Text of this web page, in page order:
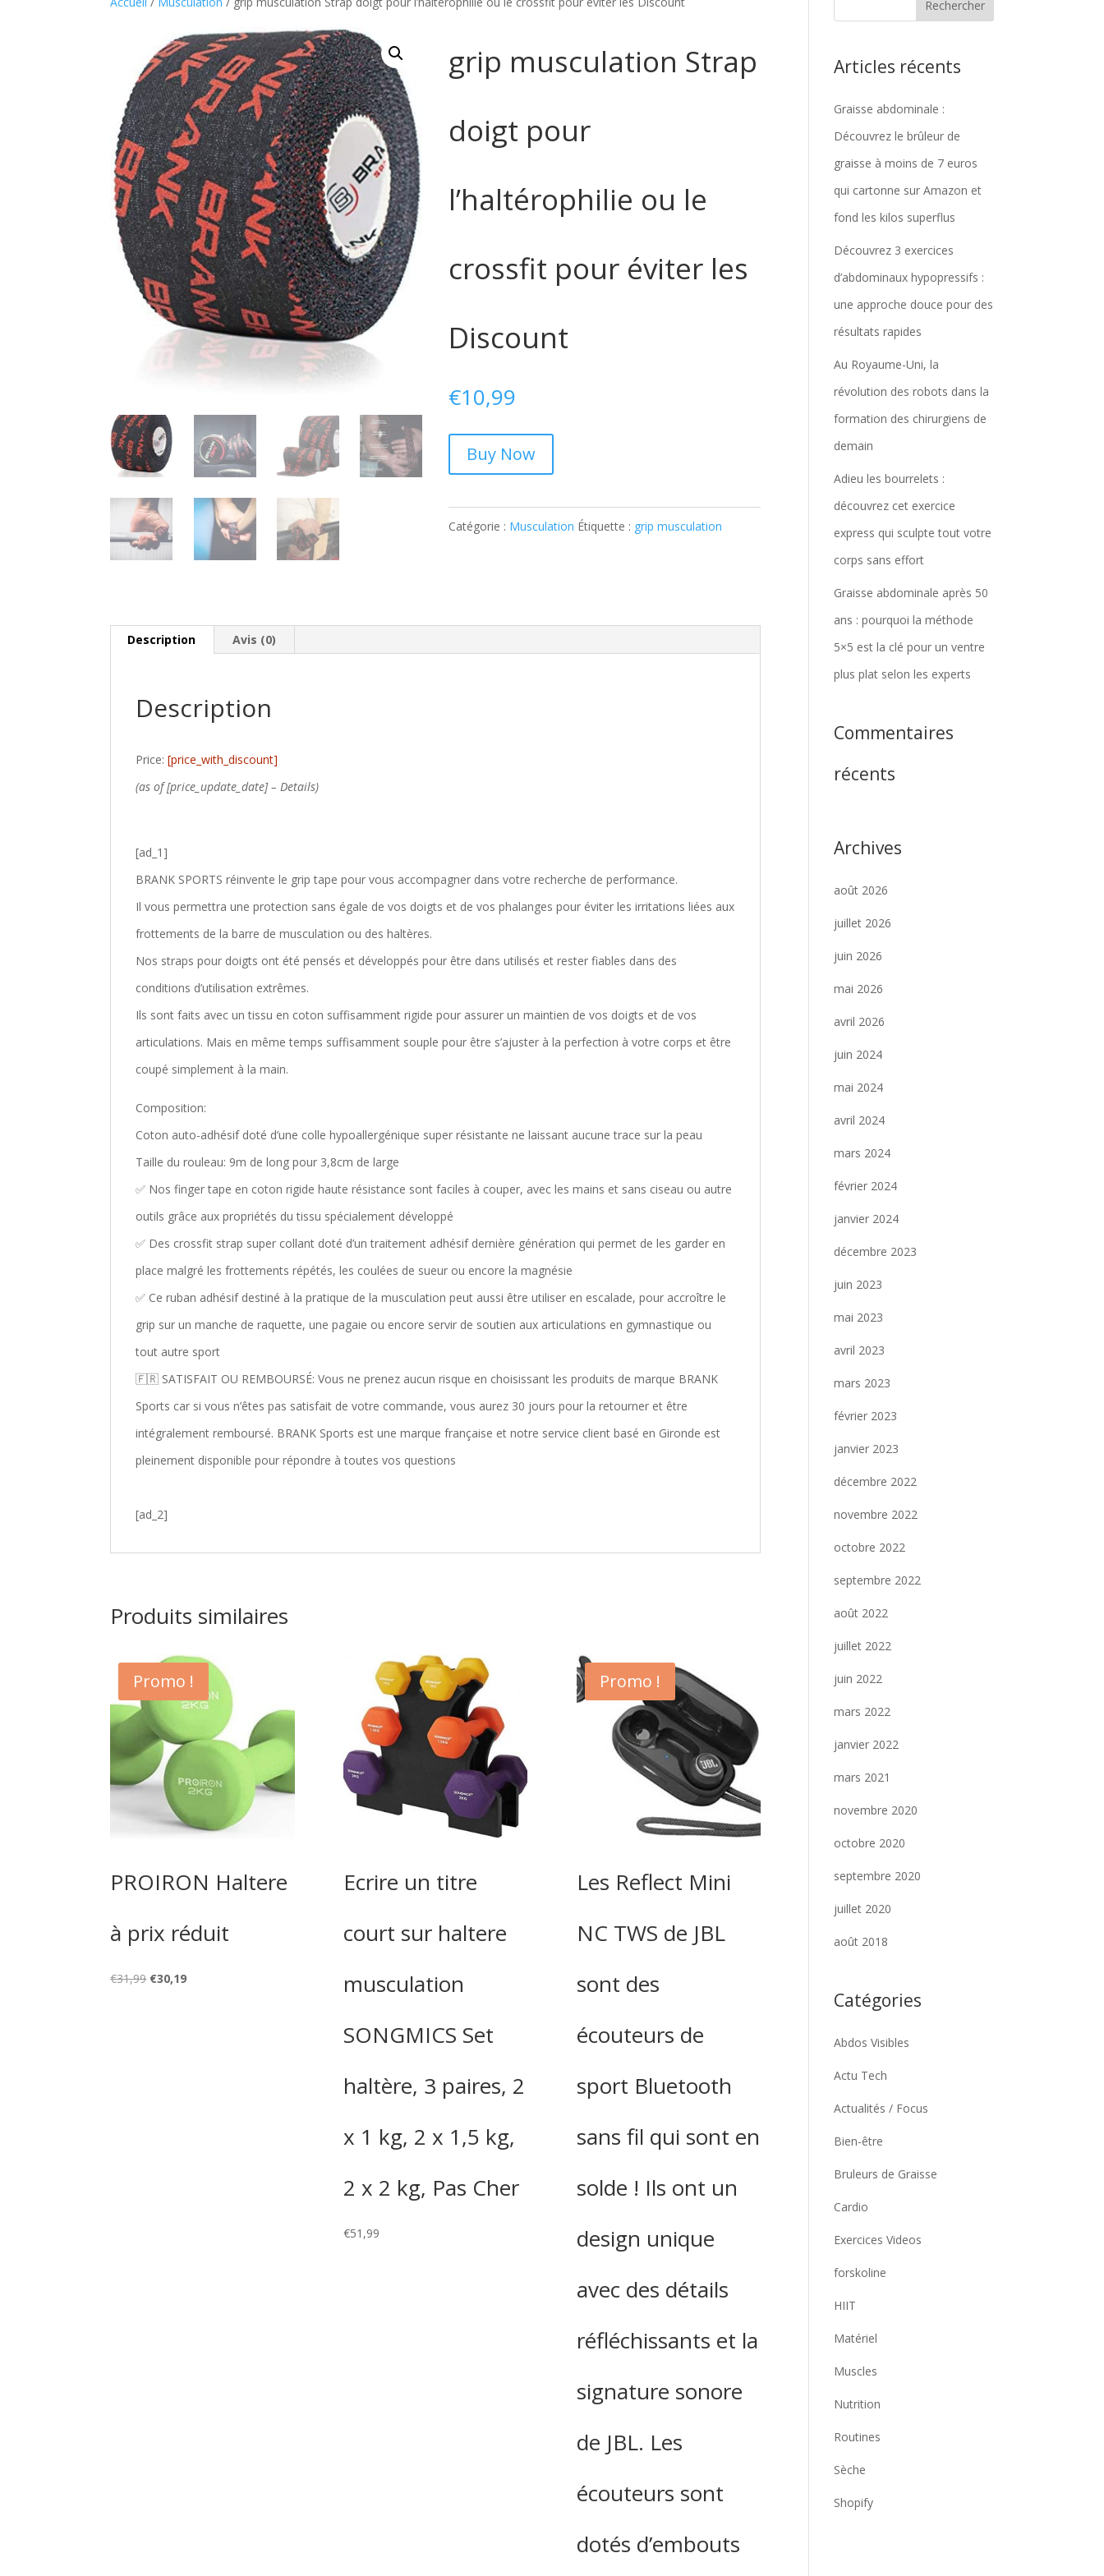
grip musculation Strap
doigt pour
l’haltérophilie ou le
crossfit pour éviter les
Discount
€10,99
Buy Now
Catégorie : Musculation Étiquette : grip musculation
Description Avis (0)
Description
Price:[price_with_discount]
(as of [price_update_date] – Details)
[ad_1]
BRANK SPORTS réinvente le grip tape pour vous accompagner dans votre recherche de performance.
Il vous permettra uneprotection sans égale de vos doigts et de vos phalanges pour éviter les irritations liées aux
frottements de la barre de musculation ou des haltères.
Nos straps pour doigts ont été pensés et développés pour être dans utilisés et rester fiables dans des
conditions d’utilisation extrêmes.
Ils sont faits avec un tissu en coton suffisamment rigide pour assurer unmaintien de vos doigts et de vos
articulations. Mais en même temps suffisamment souple pour être s’ajuster à la perfection à votre corps et être
coupé simplement à la main.
Composition:
Coton auto-adhésif doté d’une colle hypoallergénique super résistante ne laissant aucune trace sur la peau
Taille du rouleau: 9m de long pour 3,8cm de large
✅ Nos finger tape en coton rigide haute résistance sont faciles à couper, avec les mains et sans ciseau ou autre
outils grâce aux propriétés du tissu spécialement développé
✅ Des crossfit strap super collant doté d’un traitement adhésif dernière génération qui permet de les garder en
place malgré les frottements répétés, les coulées de sueur ou encore la magnésie
✅ Ce ruban adhésif destiné à la pratique de la musculation peut aussi être utiliser en escalade, pour accroître le
grip sur un manche de raquette, une pagaie ou encore servir de soutien aux articulations en gymnastique ou
tout autre sport
🇫🇷 SATISFAIT OU REMBOURSÉ: Vous ne prenez aucun risque en choisissant les produits de marque BRANK
Sports car si vous n’êtes pas satisfait de votre commande, vous aurez 30 jours pour la retourner et être
intégralement remboursé. BRANK Sports est une marque française et notre service client basé en Gironde est
pleinement disponible pour répondre à toutes vos questions
[ad_2]
Produits similaires
Promo !
PROIRON Haltere
à prix réduit
€31,99 Le
€30,19Le
Ecrire un titre
court sur haltere
musculation
SONGMICS Set
haltère, 3 paires, 2
x 1 kg, 2 x 1,5 kg,
2 x 2 kg, Pas Cher
€51,99
Promo !
Les Reflect Mini
NC TWS de JBL
sont des
écouteurs de
sport Bluetooth
sans fil qui sont en
solde ! Ils ont un
design unique
avec des détails
réfléchissants et la
signature sonore
de JBL. Les
écouteurs sont
dotés d’embouts
Articles récents
Graisse abdominale :
Découvrez le brûleur de
graisse à moins de 7 euros
qui cartonne sur Amazon et
fond les kilos superflus
Découvrez 3 exercices
d’abdominaux hypopressifs :
une approche douce pour des
résultats rapides
Au Royaume-Uni, la
révolution des robots dans la
formation des chirurgiens de
demain
Adieu les bourrelets :
découvrez cet exercice
express qui sculpte tout votre
corps sans effort
Graisse abdominale après 50
ans : pourquoi la méthode
5×5 est la clé pour un ventre
plus plat selon les experts
Commentaires
récents
Archives
août 2026
juillet 2026
juin 2026
mai 2026
avril 2026
juin 2024
mai 2024
avril 2024
mars 2024
février 2024
janvier 2024
décembre 2023
juin 2023
mai 2023
avril 2023
mars 2023
février 2023
janvier 2023
décembre 2022
novembre 2022
octobre 2022
septembre 2022
août 2022
juillet 2022
juin 2022
mars 2022
janvier 2022
mars 2021
novembre 2020
octobre 2020
septembre 2020
juillet 2020
août 2018
Catégories
Abdos Visibles
Actu Tech
Actualités / Focus
Bien-être
Bruleurs de Graisse
Cardio
Exercices Videos
forskoline
HIIT
Matériel
Muscles
Nutrition
Routines
Sèche
Shopify